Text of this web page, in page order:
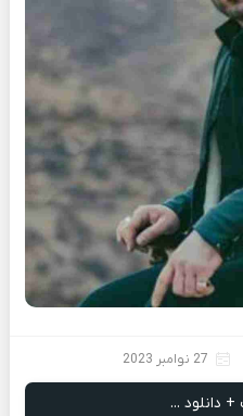
27 نوامبر 2023
دانلود ...